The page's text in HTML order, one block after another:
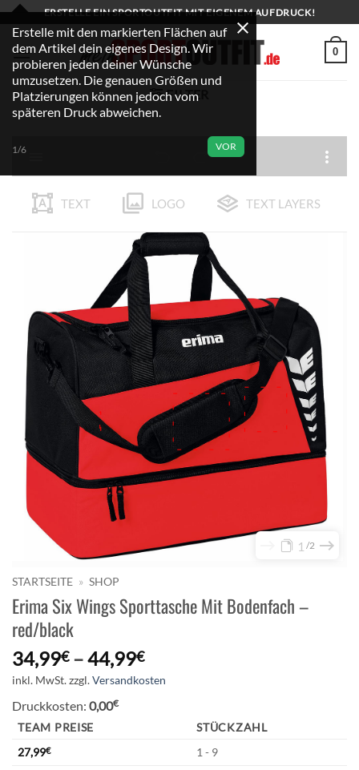
Zum
Inhalt
springen
ERSTELLE EIN SPORTOUTFIT MIT EIGENEM AUFDRUCK!
0
FILTER
TEXT LOGO TEXT LAYERS
1 2
STARTSEITE » SHOP
Erima Six Wings Sporttasche Mit Bodenfach –
red/black
34,99€–44,99€
inkl. MwSt.zzgl.Versandkosten
Druckkosten: 0,00€
TEAM PREISE
STÜCKZAHL
27,99€
1 - 9
Erstelle mit den markierten Flächen auf
dem Artikel dein eigenes Design. Wir
probieren jeden deiner Wünsche
umzusetzen. Die genauen Größen und
Platzierungen können jedoch vom
späteren Druck abweichen.
VOR
1/6